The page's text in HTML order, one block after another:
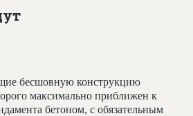
бесшовную конструкцию
максимально приближен к
бетоном, с обязательным